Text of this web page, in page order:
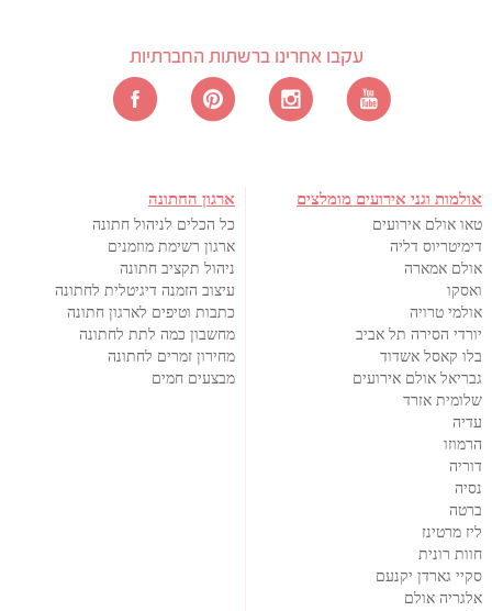
עקבו אחרינו ברשתות החברתיות
אולמות וגני אירועים מומלצים
טאו אולם אירועים
דימיטריוס דליה
אולם אמארה
ואסקו
אולמי טרויה
יורדי הסירה תל אביב
בלו קאסל אשדוד
גבריאל אולם אירועים
שלומית אזרד
עדיה
הרמוזו
דוריה
נסיה
ברטה
ליז מרטינז
חוות רונית
סקיי גארדן יקנעם
אלגריה אולם
ארגון החתונה
כל הכלים לניהול חתונה
ארגון רשימת מוזמנים
ניהול תקציב חתונה
עיצוב הזמנה דיגיטלית לחתונה
כתבות וטיפים לארגון חתונה
מחשבון כמה לתת לחתונה
מחירון זמרים לחתונה
מבצעים חמים